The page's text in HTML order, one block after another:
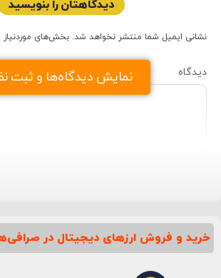
نمایش دیدگاه‌ها و ثبت
دیدگاهتان را بنویسید
نشانی ایمیل شما منتشر نخواهد شد. بخش‌های موردنیاز
نام*
خرید و فروش ارزهای دیجیتال در